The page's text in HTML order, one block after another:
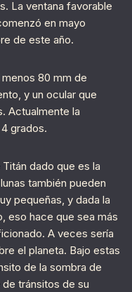
La ventana favorable
en mayo
de este año.
80 mm de
y un ocular que
Actualmente la
grados.
dado que es la
también pueden
pequeñas, y dada la
eso hace que sea más
A veces sería
el planeta. Bajo estas
de la sombra de
de tránsitos de su